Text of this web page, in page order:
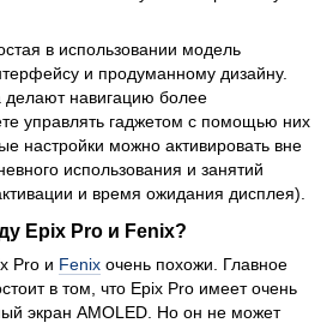
в использовании модель
и продуманному дизайну.
делают навигацию более
управлять гаджетом с помощью них
настройки можно активировать вне
использования и занятий
и время ожидания дисплея).
Epix Pro и Fenix?
Pro и Fenix ​​очень похожи. Главное
в том, что Epix Pro имеет очень
экран AMOLED. Но он не может